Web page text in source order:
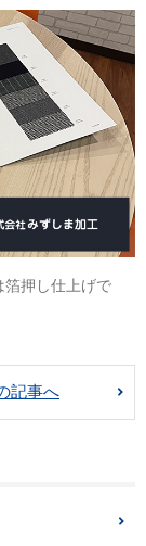
箔押し仕上げで
記事へ